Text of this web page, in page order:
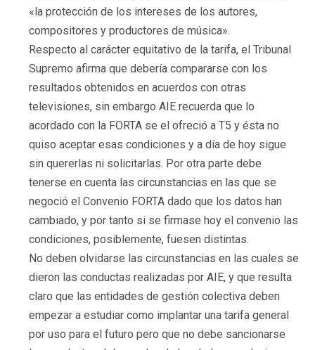
«la protección de los intereses de los autores,
compositores y productores de música».
Respecto al carácter equitativo de la tarifa, el Tribunal
Supremo afirma que debería compararse con los
resultados obtenidos en acuerdos con otras
televisiones, sin embargo AIE recuerda que lo
acordado con la FORTA se el ofreció a T5 y ésta no
quiso aceptar esas condiciones y a día de hoy sigue
sin quererlas ni solicitarlas. Por otra parte debe
tenerse en cuenta las circunstancias en las que se
negoció el Convenio FORTA dado que los datos han
cambiado, y por tanto si se firmase hoy el convenio las
condiciones, posiblemente, fuesen distintas.
No deben olvidarse las circunstancias en las cuales se
dieron las conductas realizadas por AIE, y que resulta
claro que las entidades de gestión colectiva deben
empezar a estudiar como implantar una tarifa general
por uso para el futuro pero que no debe sancionarse